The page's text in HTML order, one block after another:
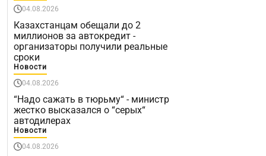
04.08.2026
Казахстанцам обещали до 2
миллионов за автокредит -
организаторы получили реальные
сроки
Новости
04.08.2026
“Надо сажать в тюрьму“ - министр
жестко высказался о “серых“
автодилерах
Новости
04.08.2026